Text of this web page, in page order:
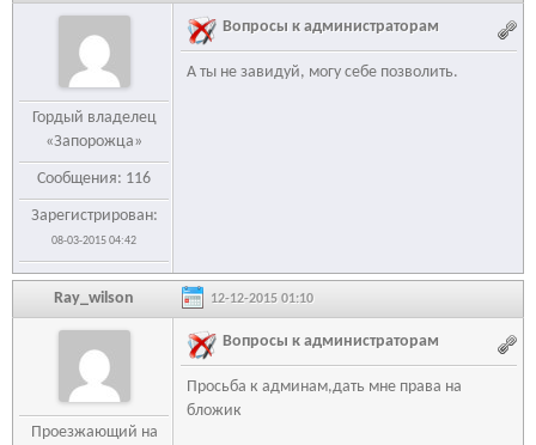
Гордый владелец
«Запорожца»
Сообщения: 116
Зарегистрирован:
08-03-2015 04:42
Вопросы к администраторам
А ты не завидуй, могу себе позволить.
Ray_wilson 12-12-2015 01:10
Проезжающий на
Вопросы к администраторам
Просьба к админам,дать мне права на
бложик